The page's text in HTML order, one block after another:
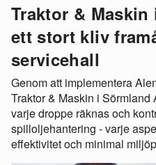
Traktor &
ett stort kliv
servicehall
Genom att implementera
Traktor & Maskin i
varje droppe räknas och
spilloljehantering - varje
effektivitet och minimal